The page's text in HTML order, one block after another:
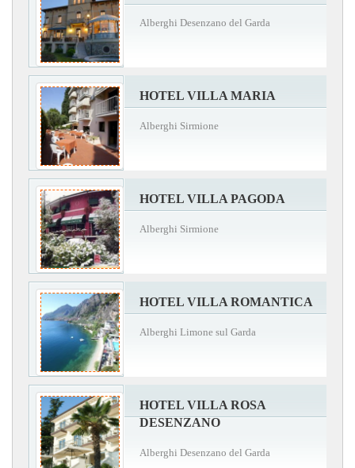
Alberghi Desenzano del Garda
HOTEL VILLA MARIA
Alberghi Sirmione
HOTEL VILLA PAGODA
Alberghi Sirmione
HOTEL VILLA ROMANTICA
Alberghi Limone sul Garda
HOTEL VILLA ROSA
DESENZANO
Alberghi Desenzano del Garda